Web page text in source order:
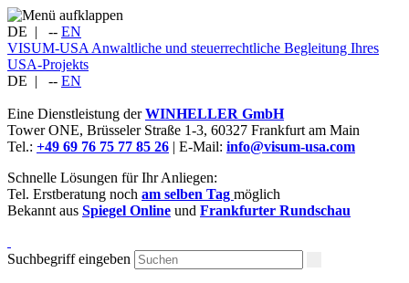
DE | -- EN
VISUM-USA Anwaltliche und steuerrechtliche Begleitung Ihres
USA-Projekts
DE | -- EN
Eine Dienstleistung derWINHELLER GmbH
Tower ONE, Brüsseler Straße 1-3, 60327 Frankfurt am Main
Tel.: +49 69 76 75 77 85 26 | E-Mail: info@visum-usa.com
Schnelle Lösungen für Ihr Anliegen:
Tel. Erstberatung noch am selben Tag möglich
Bekannt aus Spiegel Online und Frankfurter Rundschau
Suchbegriff eingeben